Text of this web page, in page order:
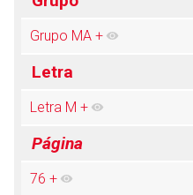
Grupo MA +
Letra
Letra M +
Página
76 +